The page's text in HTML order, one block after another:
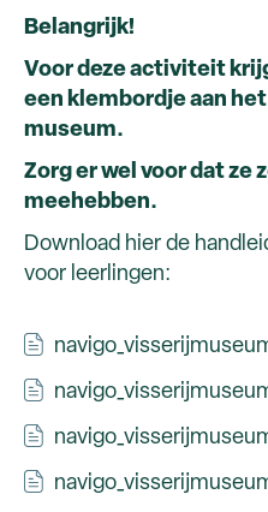
Belangrijk!
Voor deze activiteit
een klembordje aan
museum.
Zorg er wel voor dat ze
meehebben.
Download hier de
voor leerlingen: